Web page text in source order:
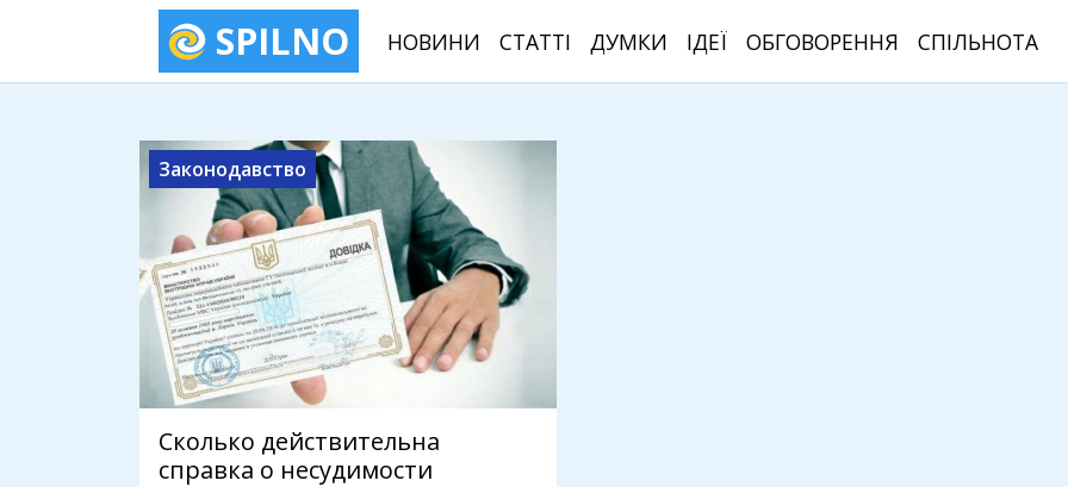
SPILNO НОВИНИ СТАТТІ ДУМКИ ІДЕЇ ОБГОВОРЕННЯ СПІЛЬНОТА
Законодавство
Сколько действительна
справка о несудимости